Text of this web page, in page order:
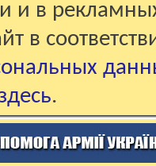
и в
в
.